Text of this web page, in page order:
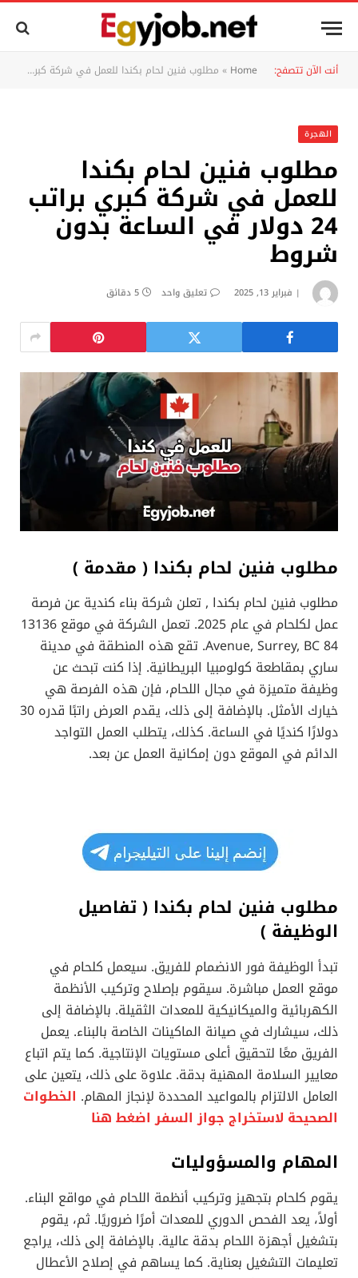
أنت الآن تتصفح: Home
» مطلوب فنين لحام بكندا للعمل في شركة كبري براتب 24 دولار في الساعة بدون شروط
الهجرة
مطلوب فنين لحام بكندا
للعمل في شركة كبري براتب
24 دولار في الساعة بدون
شروط
فبراير 13, 2025 تعليق واحد 5 دقائق
مطلوب فنين لحام بكندا ( مقدمة )
مطلوب فنين لحام بكندا , تعلن شركة بناء كندية عن فرصة
عمل لكلحام في عام 2025. تعمل الشركة في موقع 13136
84 Avenue, Surrey, BC. تقع هذه المنطقة في مدينة
ساري بمقاطعة كولومبيا البريطانية. إذا كنت تبحث عن
وظيفة متميزة في مجال اللحام، فإن هذه الفرصة هي
خيارك الأمثل. بالإضافة إلى ذلك، يقدم العرض راتبًا قدره 30
دولارًا كنديًا في الساعة. كذلك، يتطلب العمل التواجد
الدائم في الموقع دون إمكانية العمل عن بعد.
مطلوب فنين لحام بكندا ( تفاصيل
الوظيفة )
تبدأ الوظيفة فور الانضمام للفريق. سيعمل كلحام في
موقع العمل مباشرة. سيقوم بإصلاح وتركيب الأنظمة
الكهربائية والميكانيكية للمعدات الثقيلة. بالإضافة إلى
ذلك، سيشارك في صيانة الماكينات الخاصة بالبناء. يعمل
الفريق معًا لتحقيق أعلى مستويات الإنتاجية. كما يتم اتباع
معايير السلامة المهنية بدقة. علاوة على ذلك، يتعين على
العامل الالتزام بالمواعيد المحددة لإنجاز المهام. الخطوات
الصحيحة لاستخراج جواز السفر اضغط هنا
المهام والمسؤوليات
يقوم كلحام بتجهيز وتركيب أنظمة اللحام في مواقع البناء.
أولاً، يعد الفحص الدوري للمعدات أمرًا ضروريًا. ثم، يقوم
بتشغيل أجهزة اللحام بدقة عالية. بالإضافة إلى ذلك، يراجع
تعليمات التشغيل بعناية. كما يساهم في إصلاح الأعطال